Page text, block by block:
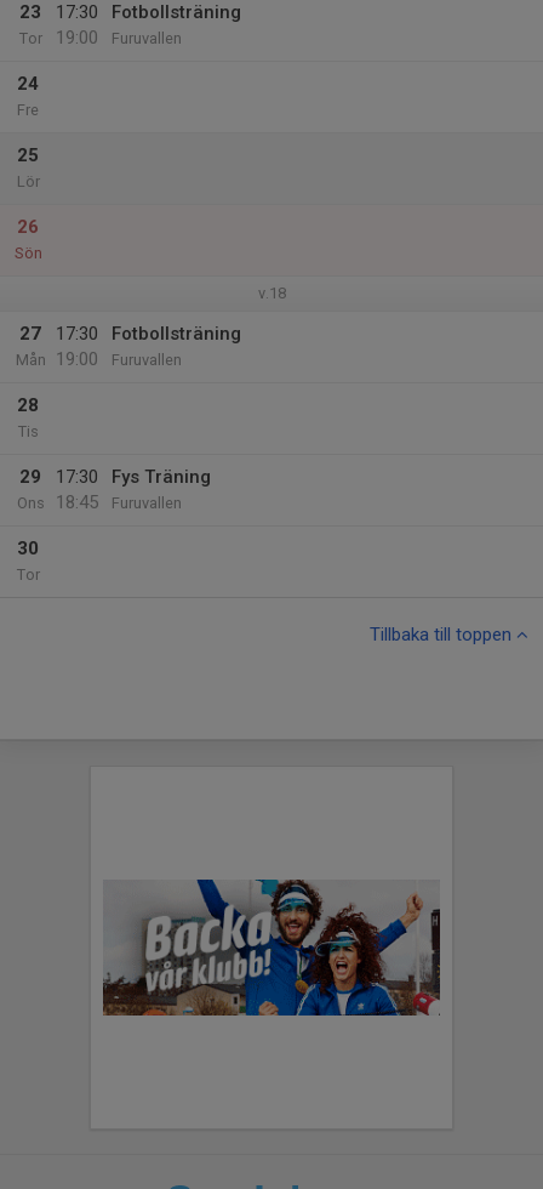
23
Tor
17:30
19:00
Fotbollsträning
Furuvallen
24
Fre
25
Lör
26
Sön
v.18
27
Mån
17:30
19:00
Fotbollsträning
Furuvallen
28
Tis
29
Ons
17:30
18:45
Fys Träning
Furuvallen
30
Tor
Tillbaka till toppen